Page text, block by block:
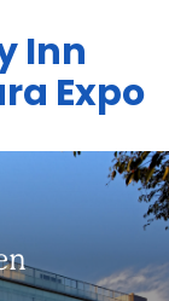
Inn
Expo